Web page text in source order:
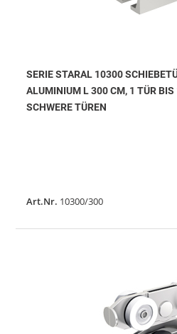
SERIE STARAL 10300
ALUMINIUM L 300 CM, 1 TÜR BIS
SCHWERE TÜREN
Art.Nr. 10300/300